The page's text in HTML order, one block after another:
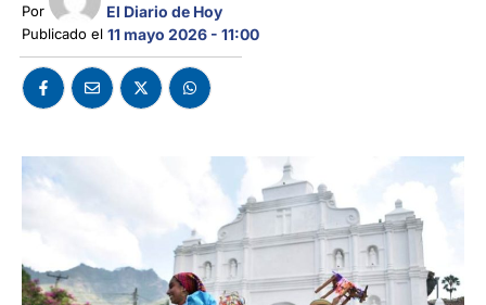
Por El Diario de Hoy
Publicado el 11 mayo 2026 - 11:00